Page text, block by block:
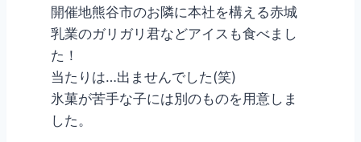
開催地熊谷市のお隣に本社を構える赤城
乳業のガリガリ君などアイスも食べまし
た！
当たりは…出ませんでした(笑)
氷菓が苦手な子には別のものを用意しま
した。